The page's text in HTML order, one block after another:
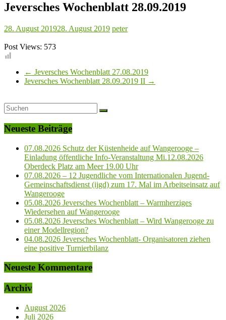
Jeversches Wochenblatt 28.09.2019
28. August 201928. August 2019 peter
Post Views: 573
← Jeversches Wochenblatt 27.08.2019
Jeversches Wochenblatt 28.09.2019 II →
Neueste Beiträge
07.08.2026 Schutz der Küstenheide auf Wangerooge –
Einladung öffentliche Info-Veranstaltung Mi.12.08.2026
Oberdeck Platz am Meer 19.00 Uhr
07.08.2026 – 12 Jugendliche vom Internationalen Jugend-
Gemeinschaftsdienst (ijgd) zum 17. Mal im Arbeitseinsatz auf
Wangerooge
05.08.2026 Jeversches Wochenblatt – Warmherziges
Wiedersehen auf Wangerooge
05.08.2026 Jeversches Wochenblatt – Wird Wangerooge zu
einer Modellregion?
04.08.2026 Jeversches Wochenblatt- Organisatoren ziehen
eine positive Turnierbilanz
Neueste Kommentare
Archiv
August 2026
Juli 2026